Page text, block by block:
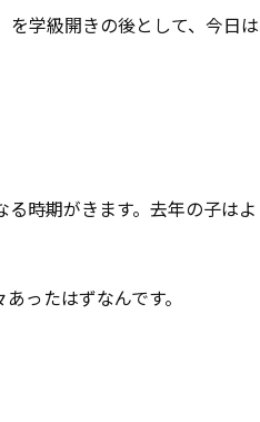
学級開きの後として、今日
時期がきます。去年の子は
ったはずなんです。